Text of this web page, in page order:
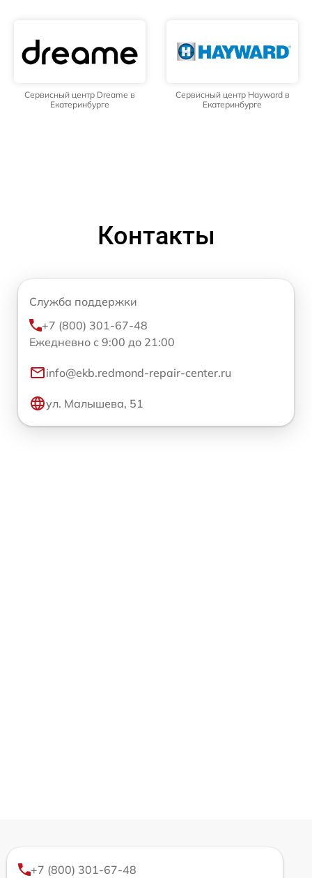
Сервисный центр Dreame в
Екатеринбурге
Сервисный центр Hayward в
Екатеринбурге
Контакты
Служба поддержки
+7 (800) 301-67-48
Ежедневно с 9:00 до 21:00
info@ekb.redmond-repair-center.ru
ул. Малышева, 51
+7 (800) 301-67-48